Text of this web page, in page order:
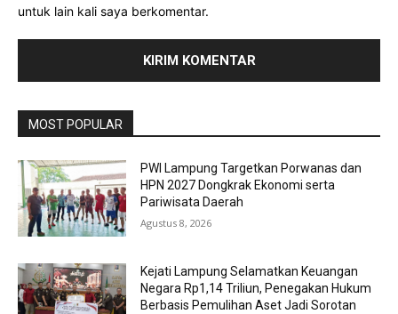
untuk lain kali saya berkomentar.
MOST POPULAR
PWI Lampung Targetkan Porwanas dan
HPN 2027 Dongkrak Ekonomi serta
Pariwisata Daerah
Agustus 8, 2026
Kejati Lampung Selamatkan Keuangan
Negara Rp1,14 Triliun, Penegakan Hukum
Berbasis Pemulihan Aset Jadi Sorotan